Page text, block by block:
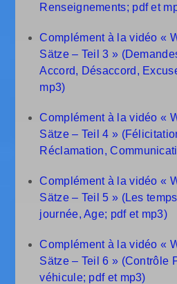
Renseignements; pdf et
Complément à la vidéo «
Sätze – Teil 3 »
Accord, Désaccord,
mp3)
Complément à la vidéo «
Sätze – Teil 4 »
Réclamation,
Complément à la vidéo «
Sätze – Teil 5 » (Les
journée, Age; pdf et mp3)
Complément à la vidéo «
Sätze – Teil 6 » (Contrôle
véhicule; pdf et mp3)